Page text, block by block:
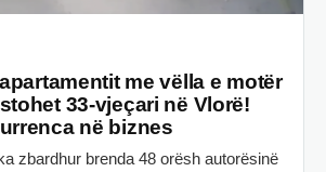
me vëlla e motër
33-vjeçari në Vlorë!
në biznes
zbardhur brenda 48 orësh autorësinë